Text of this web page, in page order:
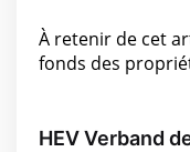
À retenir de cet
fonds des
HEV Verband